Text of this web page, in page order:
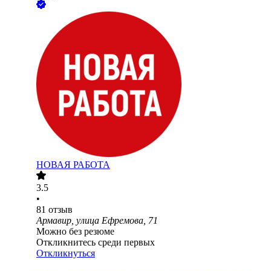
НОВАЯ РАБОТА
3.5
•
81 отзыв
Армавир, улица Ефремова, 71
Можно без резюме
Откликнитесь среди первых
Откликнуться